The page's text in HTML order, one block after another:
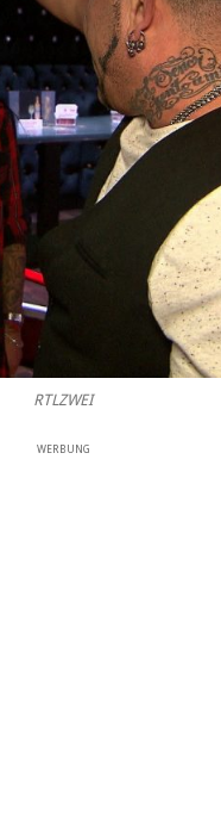
Partner führen diese
haben oder
RTLZWEI
WERBUNG